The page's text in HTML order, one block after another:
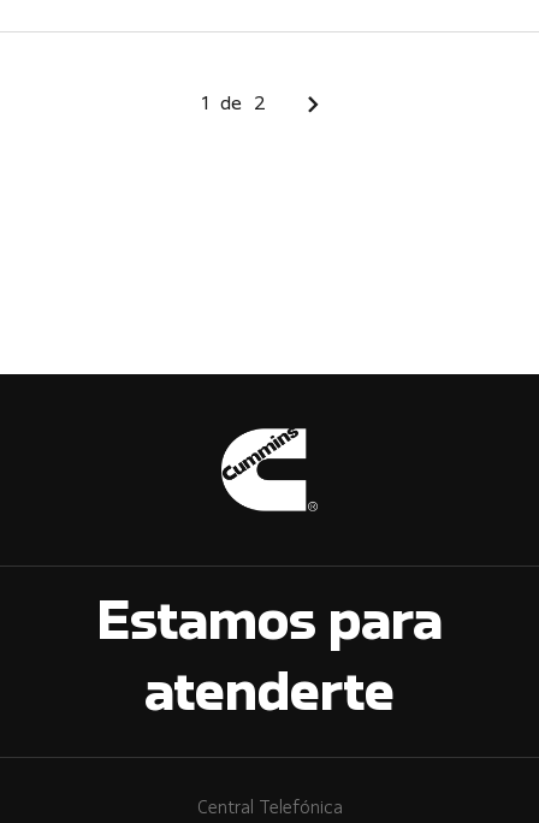
1 de 2
Estamos para
atenderte
Central Telefónica